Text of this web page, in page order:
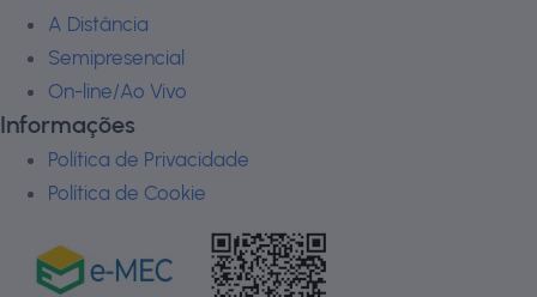
A Distância
Semipresencial
On-line/Ao Vivo
Informações
Política de Privacidade
Política de Cookie